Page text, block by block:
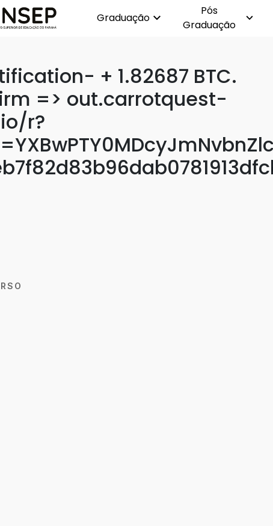
Graduação
Pós
Graduação
+ 1.82687 BTC.
=> out.carrotquest-
r?